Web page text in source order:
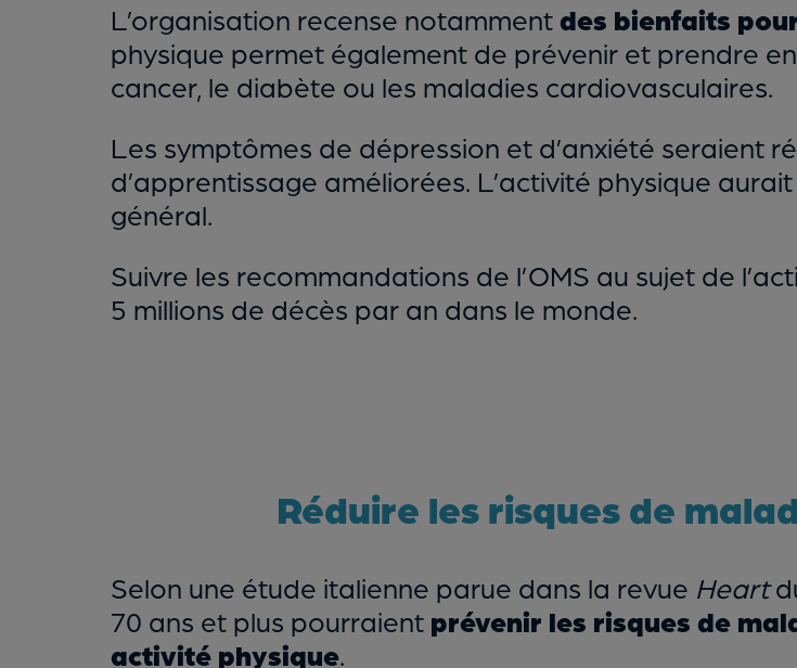
L’organisation recense notamment des bienfaits
physique permet également de prévenir et prendre
cancer, le diabète ou les maladies cardiovasculaires.
Les symptômes de dépression et d’anxiété seraient
d’apprentissage améliorées. L’activité physique
général.
Suivre les recommandations de l’OMS au sujet de
5 millions de décès par an dans le monde.
Réduire les risques de
Selon une étude italienne parue dans la revue Heart
70 ans et plus pourraient prévenir les risques de
activité physique.